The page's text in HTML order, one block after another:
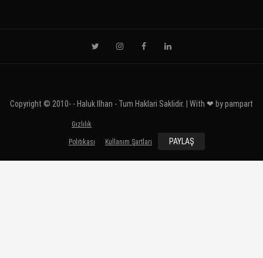
Copyright © 2010- - Haluk Ilhan - Tum Haklari Saklidir. | With ❤ bypampart
Gızlılık
Polıtıkası Kullanım Şartları PAYLAŞ